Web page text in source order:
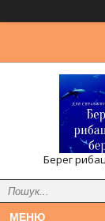
Берег